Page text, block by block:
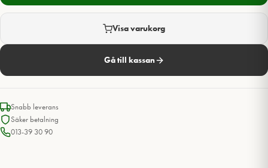
Visa varukorg
Gå till kassan
Snabb leverans
Säker betalning
013-39 30 90